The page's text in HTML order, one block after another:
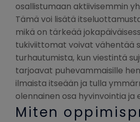
osallistumaan aktiivisemmin
Tämä voi lisätä
mikä on tärkeää
tukiviittomat voivat vähentää
turhautumista, kun viestintä
tarjoavat puhevammaisille
ilmaista itseään ja tulla
olennainen osa hyvinvointia ja
Miten